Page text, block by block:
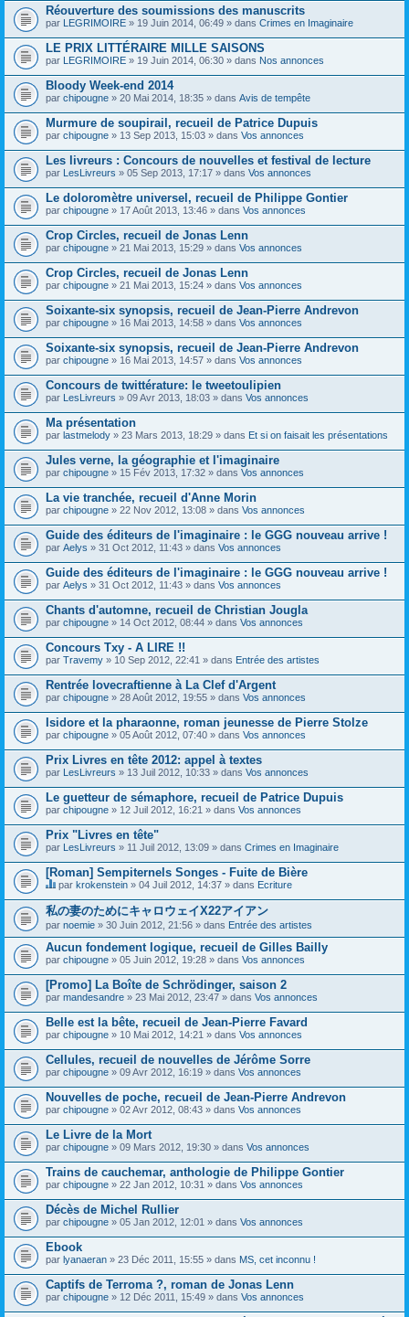
Réouverture des soumissions des manuscrits
par LEGRIMOIRE » 19 Juin 2014, 06:49 » dans Crimes en Imaginaire
LE PRIX LITTÉRAIRE MILLE SAISONS
par LEGRIMOIRE » 19 Juin 2014, 06:30 » dans Nos annonces
Bloody Week-end 2014
par chipougne » 20 Mai 2014, 18:35 » dans Avis de tempête
Murmure de soupirail, recueil de Patrice Dupuis
par chipougne » 13 Sep 2013, 15:03 » dans Vos annonces
Les livreurs : Concours de nouvelles et festival de lecture
par LesLivreurs » 05 Sep 2013, 17:17 » dans Vos annonces
Le doloromètre universel, recueil de Philippe Gontier
par chipougne » 17 Août 2013, 13:46 » dans Vos annonces
Crop Circles, recueil de Jonas Lenn
par chipougne » 21 Mai 2013, 15:29 » dans Vos annonces
Crop Circles, recueil de Jonas Lenn
par chipougne » 21 Mai 2013, 15:24 » dans Vos annonces
Soixante-six synopsis, recueil de Jean-Pierre Andrevon
par chipougne » 16 Mai 2013, 14:58 » dans Vos annonces
Soixante-six synopsis, recueil de Jean-Pierre Andrevon
par chipougne » 16 Mai 2013, 14:57 » dans Vos annonces
Concours de twittérature: le tweetoulipien
par LesLivreurs » 09 Avr 2013, 18:03 » dans Vos annonces
Ma présentation
par lastmelody » 23 Mars 2013, 18:29 » dans Et si on faisait les présentations
Jules verne, la géographie et l'imaginaire
par chipougne » 15 Fév 2013, 17:32 » dans Vos annonces
La vie tranchée, recueil d'Anne Morin
par chipougne » 22 Nov 2012, 13:08 » dans Vos annonces
Guide des éditeurs de l'imaginaire : le GGG nouveau arrive !
par Aelys » 31 Oct 2012, 11:43 » dans Vos annonces
Guide des éditeurs de l'imaginaire : le GGG nouveau arrive !
par Aelys » 31 Oct 2012, 11:43 » dans Vos annonces
Chants d'automne, recueil de Christian Jougla
par chipougne » 14 Oct 2012, 08:44 » dans Vos annonces
Concours Txy - A LIRE !!
par Travemy » 10 Sep 2012, 22:41 » dans Entrée des artistes
Rentrée lovecraftienne à La Clef d'Argent
par chipougne » 28 Août 2012, 19:55 » dans Vos annonces
Isidore et la pharaonne, roman jeunesse de Pierre Stolze
par chipougne » 05 Août 2012, 07:40 » dans Vos annonces
Prix Livres en tête 2012: appel à textes
par LesLivreurs » 13 Juil 2012, 10:33 » dans Vos annonces
Le guetteur de sémaphore, recueil de Patrice Dupuis
par chipougne » 12 Juil 2012, 16:21 » dans Vos annonces
Prix "Livres en tête"
par LesLivreurs » 11 Juil 2012, 13:09 » dans Crimes en Imaginaire
[Roman] Sempiternels Songes - Fuite de Bière
C
e
s
u
j
e
t
o
n
t
i
e
n
t
u
n
o
n
d
a
g
e
par krokenstein » 04 Juil 2012, 14:37 » dans Ecriture
私の妻のためにキャロウェイX22アイアン
par noemie » 30 Juin 2012, 21:56 » dans Entrée des artistes
Aucun fondement logique, recueil de Gilles Bailly
par chipougne » 05 Juin 2012, 19:28 » dans Vos annonces
[Promo] La Boîte de Schrödinger, saison 2
par mandesandre » 23 Mai 2012, 23:47 » dans Vos annonces
Belle est la bête, recueil de Jean-Pierre Favard
par chipougne » 10 Mai 2012, 14:21 » dans Vos annonces
Cellules, recueil de nouvelles de Jérôme Sorre
par chipougne » 09 Avr 2012, 16:19 » dans Vos annonces
Nouvelles de poche, recueil de Jean-Pierre Andrevon
par chipougne » 02 Avr 2012, 08:43 » dans Vos annonces
Le Livre de la Mort
par chipougne » 09 Mars 2012, 19:30 » dans Vos annonces
Trains de cauchemar, anthologie de Philippe Gontier
par chipougne » 22 Jan 2012, 10:31 » dans Vos annonces
Décès de Michel Rullier
par chipougne » 05 Jan 2012, 12:01 » dans Vos annonces
Ebook
par lyanaeran » 23 Déc 2011, 15:55 » dans MS, cet inconnu !
Captifs de Terroma ?, roman de Jonas Lenn
par chipougne » 12 Déc 2011, 15:49 » dans Vos annonces